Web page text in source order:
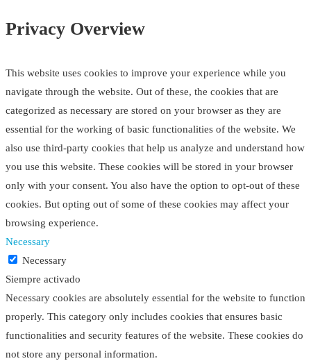
Privacy Overview
This website uses cookies to improve your experience while you
navigate through the website. Out of these, the cookies that are
categorized as necessary are stored on your browser as they are
essential for the working of basic functionalities of the website. We
also use third-party cookies that help us analyze and understand how
you use this website. These cookies will be stored in your browser
only with your consent. You also have the option to opt-out of these
cookies. But opting out of some of these cookies may affect your
browsing experience.
Necessary
Necessary
Siempre activado
Necessary cookies are absolutely essential for the website to function
properly. This category only includes cookies that ensures basic
functionalities and security features of the website. These cookies do
not store any personal information.